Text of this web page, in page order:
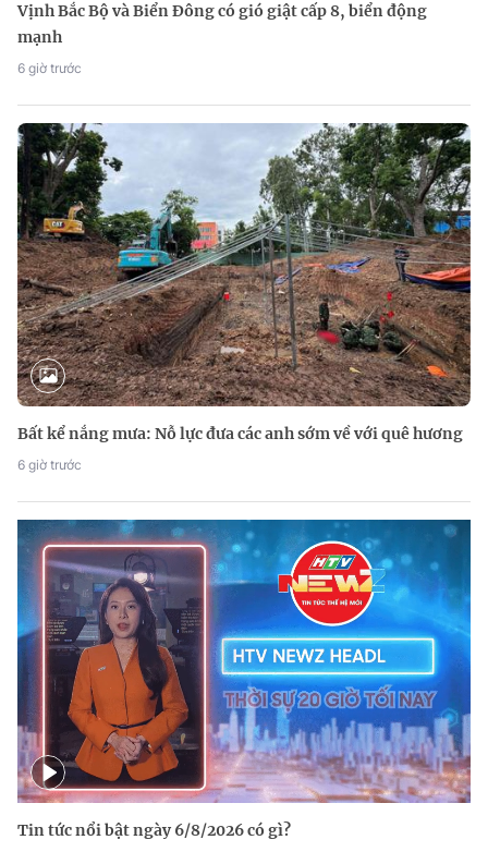
Vịnh Bắc Bộ và Biển Đông có gió giật cấp 8, biển động
mạnh
6 giờ trước
Bất kể nắng mưa: Nỗ lực đưa các anh sớm về với quê hương
6 giờ trước
Tin tức nổi bật ngày 6/8/2026 có gì?